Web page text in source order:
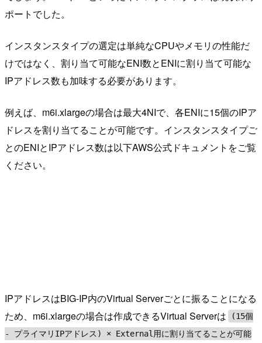
ポートでした。
インスタンスタイプの選定は単純なCPUやメモリの性能だ
けではなく、割り当て可能なENI数とENIに割り当て可能な
IPアドレス数も加味する必要があります。
例えば、m6i.xlargeの場合は最大4NIで、各ENIに15個のIPア
ドレスを割り当てることが可能です。インスタンスタイプご
とのENIとIPアドレス数は以下AWS公式ドキュメントをご覧
ください。
IPアドレスはBIG-IP内のVirtual Serverごとに振ることになる
ため、m6i.xlargeの場合は作成できるVirtual Serverは
(15個
- プライマリIPアドレス) × External用に割り当てることが可能